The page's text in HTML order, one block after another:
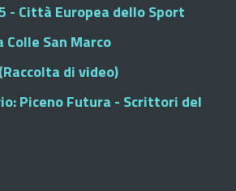
- Città Europea dello Sport
San Marco
di video)
Piceno Futura - Scrittori del